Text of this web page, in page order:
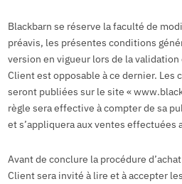
Blackbarn se réserve la faculté de
préavis, les présentes conditions
version en vigueur lors de la validation
Client est opposable à ce dernier. Les
seront publiées sur le site «
règle sera effective à compter de sa
et s’appliquera aux ventes effectuées
Avant de conclure la procédure
Client sera invité à lire et à accepter